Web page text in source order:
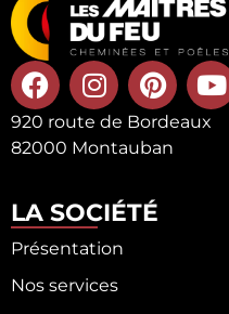
920 route de Bordeaux
82000 Montauban
LA SOCIÉTÉ
Présentation
Nos services